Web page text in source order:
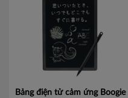
Đồng Tháp
Hậu Giang
Kiên Giang
Bảng điện tử cảm ứng Boogie